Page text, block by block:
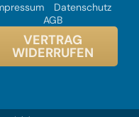
Datenschutz
AGB
VERTRAG
WIDERRUFEN